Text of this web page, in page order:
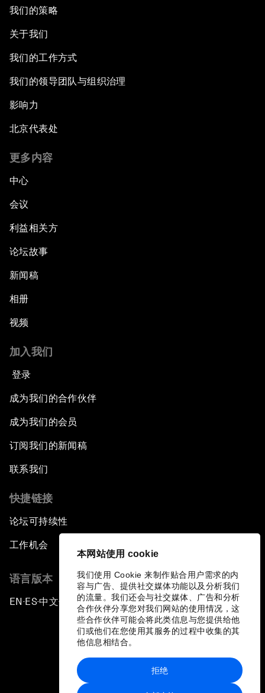
本网站使用 cookie
我们使用 Cookie 来制作贴合用户需求的内
容与广告、提供社交媒体功能以及分析我们
的流量。我们还会与社交媒体、广告和分析
合作伙伴分享您对我们网站的使用情况，这
些合作伙伴可能会将此类信息与您提供给他
们或他们在您使用其服务的过程中收集的其
他信息相结合。
拒绝
我们的策略
关于我们
我们的工作方式
我们的领导团队与组织治理
影响力
北京代表处
更多内容
中心
会议
利益相关方
论坛故事
新闻稿
相册
视频
加入我们
登录
成为我们的合作伙伴
成为我们的会员
订阅我们的新闻稿
联系我们
快捷链接
论坛可持续性
工作机会
语言版本
EN ▪ES▪中文▪ 日本語